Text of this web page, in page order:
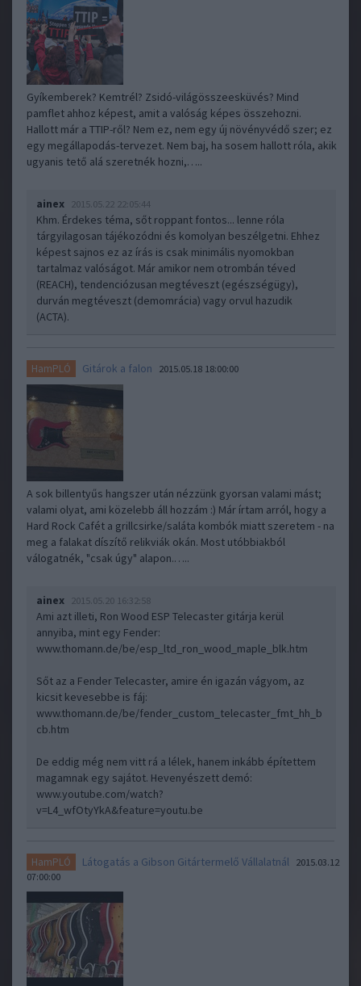
Gyíkemberek? Kemtrél? Zsidó-világösszeesküvés? Mind
pamflet ahhoz képest, amit a valóság képes összehozni.
Hallott már a TTIP-ről? Nem ez, nem egy új növényvédő szer; ez
egy megállapodás-tervezet. Nem baj, ha sosem hallott róla, akik
ugyanis tető alá szeretnék hozni,…..
ainex 2015.05.22 22:05:44
Khm. Érdekes téma, sőt roppant fontos... lenne róla
tárgyilagosan tájékozódni és komolyan beszélgetni. Ehhez
képest sajnos ez az írás is csak minimális nyomokban
tartalmaz valóságot. Már amikor nem otrombán téved
(REACH), tendenciózusan megtéveszt (egészségügy),
durván megtéveszt (demomrácia) vagy orvul hazudik
(ACTA).
HamPLÓ Gitárok a falon 2015.05.18 18:00:00
A sok billentyűs hangszer után nézzünk gyorsan valami mást;
valami olyat, ami közelebb áll hozzám :) Már írtam arról, hogy a
Hard Rock Cafét a grillcsirke/saláta kombók miatt szeretem - na
meg a falakat díszítő relikviák okán. Most utóbbiakból
válogatnék, "csak úgy" alapon.…..
ainex 2015.05.20 16:32:58
Ami azt illeti, Ron Wood ESP Telecaster gitárja kerül
annyiba, mint egy Fender:
www.thomann.de/be/esp_ltd_ron_wood_maple_blk.htm
Sőt az a Fender Telecaster, amire én igazán vágyom, az
kicsit kevesebbe is fáj:
www.thomann.de/be/fender_custom_telecaster_fmt_hh_b
cb.htm
De eddig még nem vitt rá a lélek, hanem inkább építettem
magamnak egy sajátot. Hevenyészett demó:
www.youtube.com/watch?
v=L4_wfOtyYkA&feature=youtu.be
HamPLÓ Látogatás a Gibson Gitártermelő Vállalatnál 2015.03.12
07:00:00